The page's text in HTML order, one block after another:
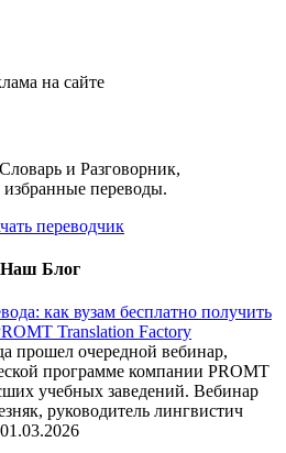
на сайте
и Разговорник,
избранные переводы.
Наш Блог
как вузам бесплатно получить
Translation Factory
прошел очередной вебинар,
программе компании PROMT
учебных заведений. Вебинар
руководитель лингвистич
01.03.2026